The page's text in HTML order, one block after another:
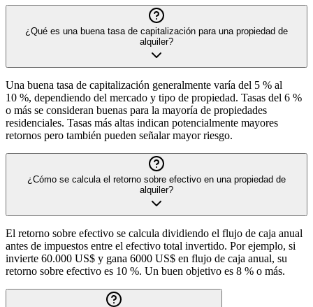
¿Qué es una buena tasa de capitalización para una propiedad de
alquiler?
Una buena tasa de capitalización generalmente varía del 5 % al
10 %, dependiendo del mercado y tipo de propiedad. Tasas del 6 %
o más se consideran buenas para la mayoría de propiedades
residenciales. Tasas más altas indican potencialmente mayores
retornos pero también pueden señalar mayor riesgo.
¿Cómo se calcula el retorno sobre efectivo en una propiedad de
alquiler?
El retorno sobre efectivo se calcula dividiendo el flujo de caja anual
antes de impuestos entre el efectivo total invertido. Por ejemplo, si
invierte 60.000 US$ y gana 6000 US$ en flujo de caja anual, su
retorno sobre efectivo es 10 %. Un buen objetivo es 8 % o más.